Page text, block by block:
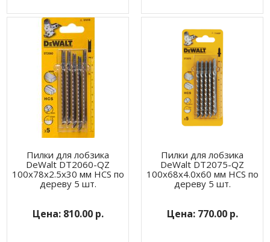
Пилки для лобзика
DeWalt DT2060-QZ
100х78х2.5х30 мм HCS по
дереву 5 шт.
810.00 р.
Пилки для лобзика
DeWalt DT2075-QZ
100x68x4.0x60 мм HCS по
дереву 5 шт.
770.00 р.